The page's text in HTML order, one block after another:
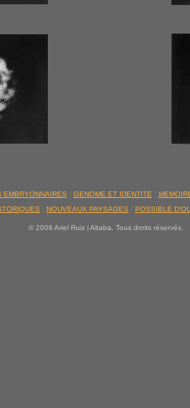
EMBRYONNAIRES | GENOME ET IDENTITE |
| NOUVEAUX PAYSAGES | POSSIBLE
© 2006 Ariel Ruiz i Altaba. Tous droits réservés.